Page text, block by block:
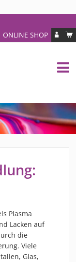
ONLINE SHOP
Plasma
Lacken auf
die
Viele
Glas,